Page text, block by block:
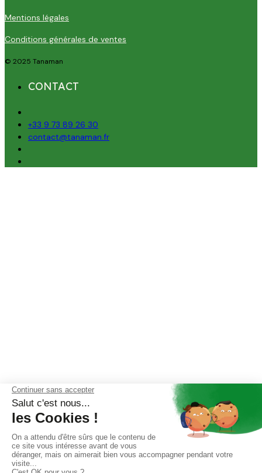
Mentions légales
Conditions générales de ventes
© 2025 Tanaman
CONTACT
+33 9 73 89 26 30
contact@tanaman.fr